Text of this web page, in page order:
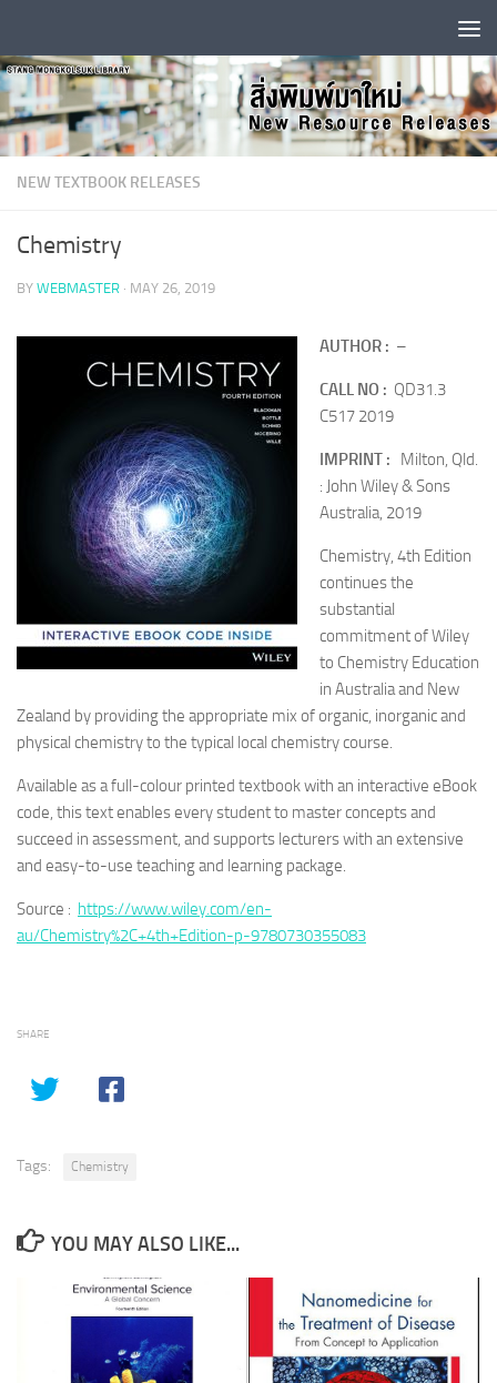
NEW TEXTBOOK RELEASES
Chemistry
BY WEBMASTER · MAY 26, 2019
AUTHOR : –
CALL NO : QD31.3
C517 2019
IMPRINT : Milton, Qld.
: John Wiley & Sons
Australia, 2019
Chemistry, 4th Edition
continues the
substantial
commitment of Wiley
to Chemistry Education
in Australia and New
Zealand by providing the appropriate mix of organic, inorganic and
physical chemistry to the typical local chemistry course.
Available as a full-colour printed textbook with an interactive eBook
code, this text enables every student to master concepts and
succeed in assessment, and supports lecturers with an extensive
and easy-to-use teaching and learning package.
Source : https://www.wiley.com/en-
au/Chemistry%2C+4th+Edition-p-9780730355083
SHARE
Tags: Chemistry
YOU MAY ALSO LIKE...